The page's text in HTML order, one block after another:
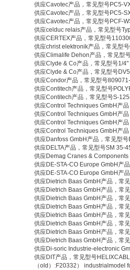
供应Cavotec产品，常见型号PC5-
供应Cavotec产品，常见型号PC5-
供应Cavotec产品，常见型号PCF-
供应celduc relais产品，常见型号
供应CERTEX产品，常见型号
供应christ elektronik产品，常见型
供应Climalife Dehon产品，常见型
供应Clyde & Co产品，常见型号1/4"
供应Clyde & Co产品，常见型号
供应Condor产品，常见型号
供应Contitech产品，常见型号
供应Contitech产品，常见型号S-
供应Control Techniques GmbH产
供应Control Techniques GmbH产
供应Control Techniques GmbH产
供应Control Techniques GmbH产
供应Danfoss GmbH产品，常见型
供应DELTA产品，常见型号SM 35-
供应Demag Cranes &
供应DE-STA-CO Europe GmbH产
供应DE-STA-CO Europe GmbH产
供应Dietrich Baas GmbH产品，常
供应Dietrich Baas GmbH产品，常
供应Dietrich Baas GmbH产品，常
供应Dietrich Baas GmbH产品，常
供应Dietrich Baas GmbH产品，常
供应Dietrich Baas GmbH产品，常
供应Dietrich Baas GmbH产品，常
供应Dietrich Baas GmbH产品，常
供应Di-soric Industrie-electronic
供应DIT产品，常见型号
（old）:F20332） industrialmodel